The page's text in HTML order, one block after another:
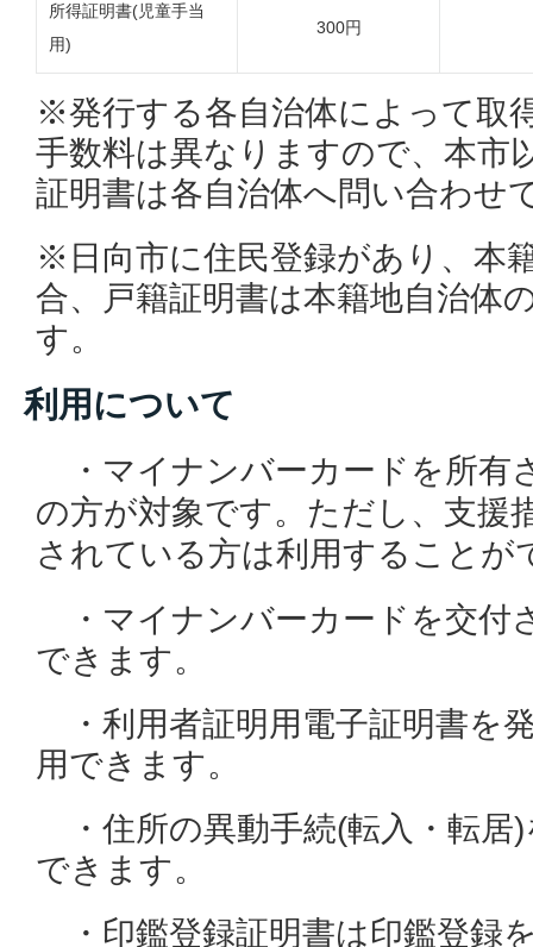
所得証明書(児童手当
用)
300円
※発行する各自治体によって取
手数料は異なりますので、本市
証明書は各自治体へ問い合わせ
※日向市に住民登録があり、本
合、戸籍証明書は本籍地自治体
す。
利用について
・ マイナンバーカードを所有
の方が対象です。ただし、支援
されている方は利用することが
・マイナンバーカードを交付
できます。
・利用者証明用電子証明書を
用できます。
・住所の異動手続(転入・転居
できます。
・印鑑登録証明書は印鑑登録